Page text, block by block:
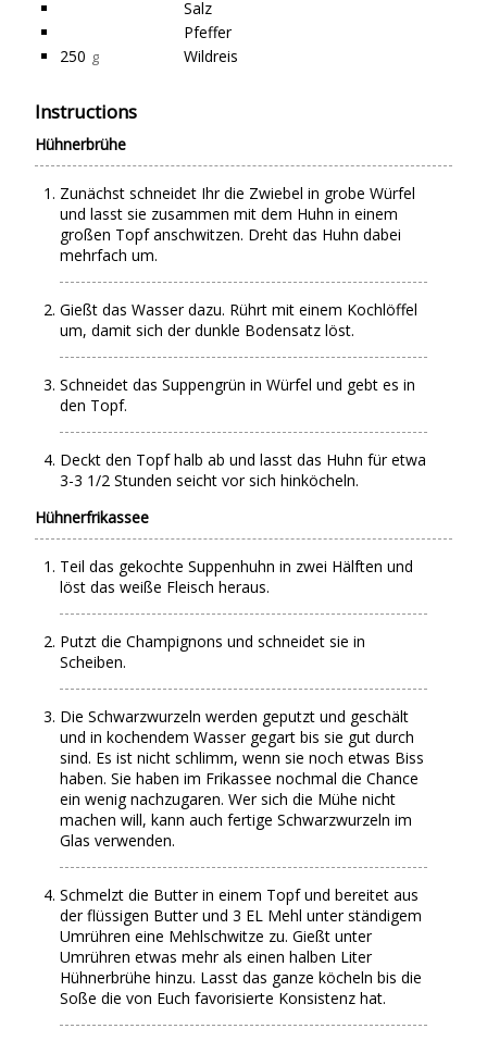
Salz
Pfeffer
250 g Wildreis
Instructions
Hühnerbrühe
Zunächst schneidet Ihr die Zwiebel in grobe Würfel
und lasst sie zusammen mit dem Huhn in einem
großen Topf anschwitzen. Dreht das Huhn dabei
mehrfach um.
Gießt das Wasser dazu. Rührt mit einem Kochlöffel
um, damit sich der dunkle Bodensatz löst.
Schneidet das Suppengrün in Würfel und gebt es in
den Topf.
Deckt den Topf halb ab und lasst das Huhn für etwa
3-3 1/2 Stunden seicht vor sich hinköcheln.
Hühnerfrikassee
Teil das gekochte Suppenhuhn in zwei Hälften und
löst das weiße Fleisch heraus.
Putzt die Champignons und schneidet sie in
Scheiben.
Die Schwarzwurzeln werden geputzt und geschält
und in kochendem Wasser gegart bis sie gut durch
sind. Es ist nicht schlimm, wenn sie noch etwas Biss
haben. Sie haben im Frikassee nochmal die Chance
ein wenig nachzugaren. Wer sich die Mühe nicht
machen will, kann auch fertige Schwarzwurzeln im
Glas verwenden.
Schmelzt die Butter in einem Topf und bereitet aus
der flüssigen Butter und 3 EL Mehl unter ständigem
Umrühren eine Mehlschwitze zu. Gießt unter
Umrühren etwas mehr als einen halben Liter
Hühnerbrühe hinzu. Lasst das ganze köcheln bis die
Soße die von Euch favorisierte Konsistenz hat.